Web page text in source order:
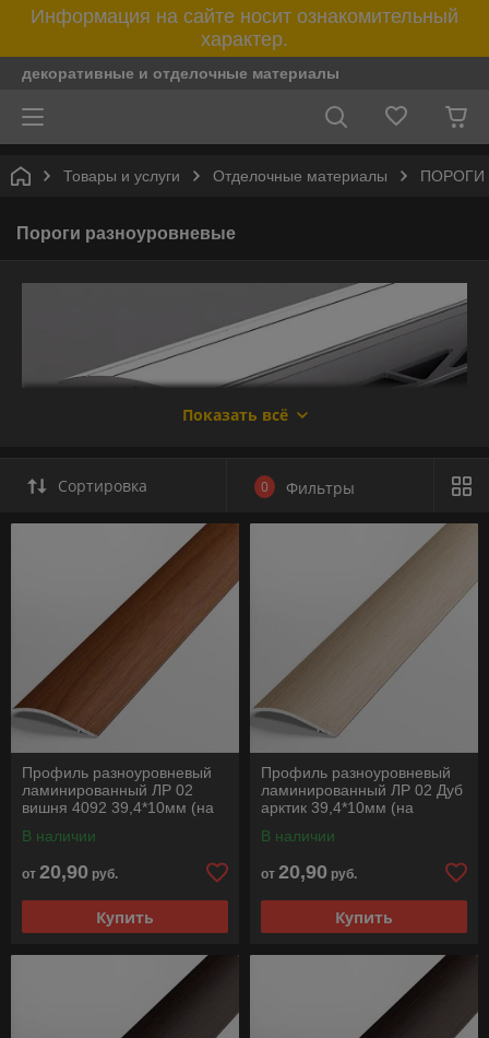
Информация на сайте носит ознакомительный
характер.
декоративные и отделочные материалы
Товары и услуги Отделочные материалы ПОРОГИ
Пороги разноуровневые
Одноуровневые профили предназначены для декоративной
стыковки любых двух разноуровневых поверхностей при
внутренней и наружной отделке зданий и сооружений.
Показать всё
Сортировка 0 Фильтры
Профиль разноуровневый
ламинированный ЛР 02
вишня 4092 39,4*10мм (на
1350мм
В наличии
от 20,90 руб.
Купить
Профиль разноуровневый
ламинированный ЛР 02 Дуб
арктик 39,4*10мм (на
1350мм
В наличии
от 20,90 руб.
Купить